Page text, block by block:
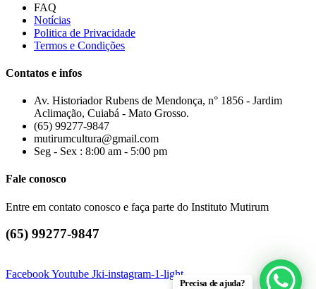
FAQ
Notícias
Politica de Privacidade
Termos e Condições
Contatos e infos
Av. Historiador Rubens de Mendonça, n° 1856 - Jardim
Aclimação, Cuiabá - Mato Grosso.
(65) 99277-9847
mutirumcultura@gmail.com
Seg - Sex : 8:00 am - 5:00 pm
Fale conosco
Entre em contato conosco e faça parte do Instituto Mutirum
(65) 99277-9847
FacebookYoutube Jki-instagram-1-light
Precisa de ajuda?